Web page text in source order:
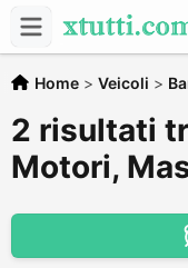
Home > Veicoli >
2 risultati
Motori,